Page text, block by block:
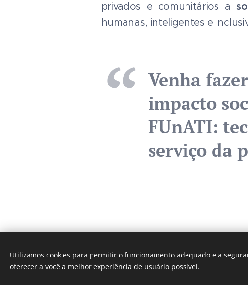
privados e comunitários a
humanas, inteligentes e
Venha
impacto
FUnATI:
serviço da
© 2024 Centro
Utilizamos cookies para permitir o funcionamento adequado e a
oferecer a você a melhor experiência de usuário possível.